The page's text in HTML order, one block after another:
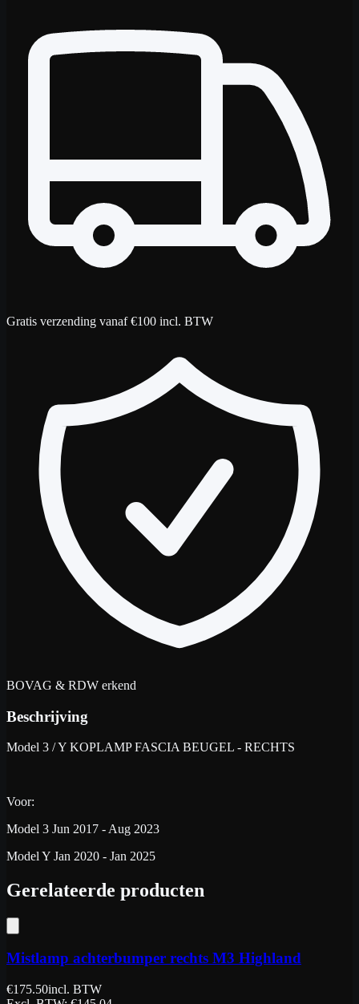
Gratis verzending vanaf €100 incl. BTW
BOVAG & RDW erkend
Beschrijving
Model 3 / Y KOPLAMP FASCIA BEUGEL - RECHTS
Voor:
Model 3 Jun 2017 - Aug 2023
Model Y Jan 2020 - Jan 2025
Gerelateerde producten
Mistlamp achterbumper rechts M3 Highland
€175.50incl. BTW